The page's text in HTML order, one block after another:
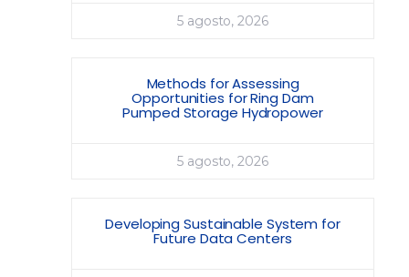
5 agosto, 2026
Methods for Assessing
Opportunities for Ring Dam
Pumped Storage Hydropower
5 agosto, 2026
Developing Sustainable System for
Future Data Centers